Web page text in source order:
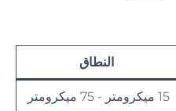
النطاق
15 ميكرومتر - 75 ميكرومتر